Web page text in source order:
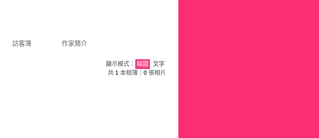
訪客簿 作家簡介
顯示模式： 縮圖
文字
共 1 本相簿｜ 0 張相片